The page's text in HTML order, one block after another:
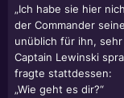
„Ich habe sie hier
der Commander
unüblich für ihn,
Captain Lewinski
fragte stattdessen:
„Wie geht es dir?“